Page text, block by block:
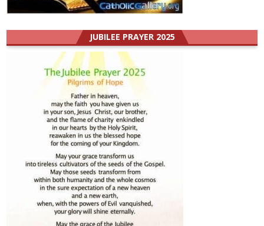
JUBILEE PRAYER 2025